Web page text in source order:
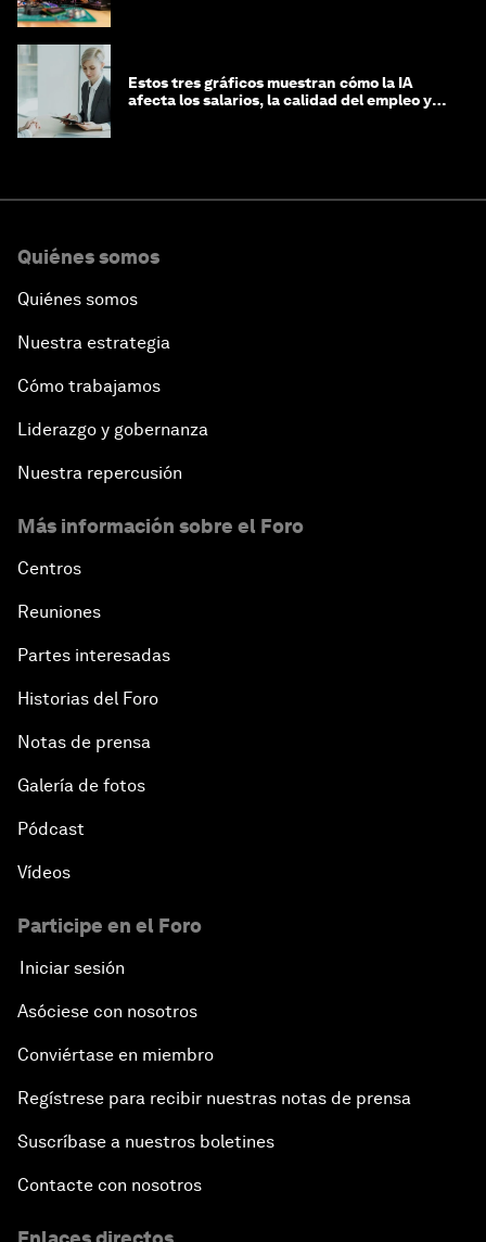
Estos tres gráficos muestran cómo la IA
afecta los salarios, la calidad del empleo y
Quiénes somos
Quiénes somos
Nuestra estrategia
Cómo trabajamos
Liderazgo y gobernanza
Nuestra repercusión
Más información sobre el Foro
Centros
Reuniones
Partes interesadas
Historias del Foro
Notas de prensa
Galería de fotos
Pódcast
Vídeos
Participe en el Foro
Iniciar sesión
Asóciese con nosotros
Conviértase en miembro
Regístrese para recibir nuestras notas de prensa
Suscríbase a nuestros boletines
Contacte con nosotros